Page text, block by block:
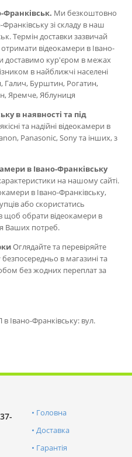
Франківськ. Ми безкоштовно
зі складу в наш
Термін доставки зазвичай
відеокамери в Івано-
доставимо кур'єром в межах
в найближчі населені
Галич, Бурштин, Рогатин,
Яремче, Яблуниця
в наявності та під
та надійні відеокамери в
Panasonic, Sony та інших, з
в Івано-Франківську
на нашому сайті.
в Івано-Франківську,
або скористатись
щоб обрати відеокамери в
Ваших потреб.
Оглядайте та перевіряйте
в магазині та
без жодних переплат за
Івано-Франківську: вул.
Головна
Доставка
Гарантія